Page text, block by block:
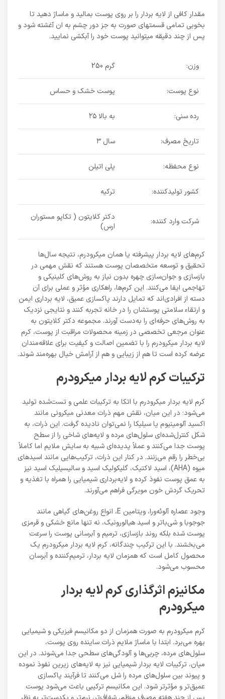
مقدار کافی از لایه بردار را بر روی پوست بمالید و ماساژ دهید تا
بخوبی تمامی قسمتهای صورت به جز دور چشم به ان آغشته شود و
پس از چند دقیقه میتوانید پوست خود را آبکشی نمایید.
250 گرم :وزن
پوست خشک و حساس :نوع پوست
۲۵ به بالا :رده سنی
۳ سال :تاریخ مصرف
پلی اتیلن :نوع محفظه
ترکیه :کشور تولیدکننده
دکتر کلایتون ( تکاپو مستوران
ارس)
:شرکت وارد کننده
کرم‌های لایه بردار پیشرفته یا همان میکرودرم، نتیجه سال‌ها
تحقیق و توسعه متخصصان پوست هستند که نقش مهمی در
بازسازی و جوان‌سازی چهره بدون نیاز به روش‌های کلینیکی و
تهاجمی ایفا می‌کنند. این کرم‌ها، راهکاری مؤثر و عملی برای آن
دسته از افرادی‌اند که تمایل دارند پاکسازی عمیق، لایه برداری ایمن
و ارتقاء سلامتی پوستشان را در خانه تجربه کنند و نتایجی نزدیک
به روش‌های حرفه‌ای را به‌دست آورند. مجموعه دکتر کلایتون به
عنوان مرجعی تخصصی در زمینه محصولات مراقبت از پوست، کرم
لایه بردار میکرودرم را با تضمین اصالت و کیفیت برای علاقه‌مندان
عرضه کرده است تا هم از زیبایی و هم از آرامش خیال بهره‌مند شوند.
ترکیبات کرم لایه بردار میکرودرم
کرم لایه بردار میکرودرم با اتکا به ترکیبات علمی و تست‌شده تولید
می‌شود؛ در این میان، نقش مهم ذرات معدنی میکرونی مانند
اکسید آلومینیوم یا سیلیکا را نمی‌توان نادیده گرفت. این ذرات، به
شکل کنترل‌شده‌ای سلول‌های مرده و لایه‌های شاخی را از سطح
پوست جدا می‌کنند و عملاً پدیده‌ای شبیه به سایش ملایم اما کاملاً
بی‌خطر را رقم می‌زنند. در کنار این ذرات، ترکیب‌هایی مانند اسیدهای
میوه (AHA)، اسید لاکتیک، گلیکولیک اسید و سالیسیلیک اسید نیز
به عمق پوست نفوذ کرده و لایه‌برداری شیمیایی را همراه با تغذیه و
تحریک گردش خون مویرگی فراهم می‌آورند.
وجود عصاره آلوئه‌ورا، ویتامین E، انواع روغن‌های گیاهی مانند
جوجوبا و شی‌باتر و اسید هیالورونیک، نه تنها مانع خشکی و قرمزی
پوست شده بلکه روند بازسازی، ترمیم و آبرسانی پوست را سرعت
می‌بخشند. با این ترکیب چندگانه، کرم لایه بردار میکرودرم یک
محصول کامل است که همزمان لایه بردار، ترمیم‌کننده و آبرسان
محسوب می‌شود.
مکانیزم اثرگذاری کرم لایه بردار
میکرودرم
کرم میکرودرم به صورت همزمان از دو مکانیسم فیزیکی و شیمیایی
بهره می‌برد. ابتدا با ماساژ ملایم ذرات ساینده روی پوست،
سلول‌های مرده، چربی‌ها و آلودگی‌های سطحی جدا می‌شوند. در این
میان، ترکیبات لایه بردار شیمیایی نیز به لایه‌های زیرین نفوذ نموده
و پیوند بین سلول‌های مرده را شل می‌کنند تا فرآیند پاکسازی
عمیق‌تر و مؤثرتر شود. این مکانیسم ترکیبی باعث می‌شود پوست